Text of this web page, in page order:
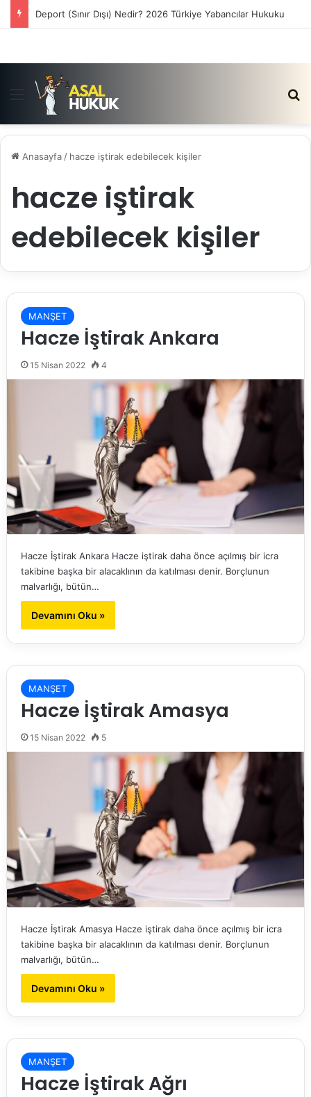
Deport (Sınır Dışı) Nedir? 2026 Türkiye Yabancılar Hukuku
Menü
Anasayfa / hacze iştirak edebilecek kişiler
hacze iştirak
edebilecek kişiler
MANŞET
Hacze İştirak Ankara
15 Nisan 2022 4
Hacze İştirak Ankara Hacze iştirak daha önce açılmış bir icra
takibine başka bir alacaklının da katılması denir. Borçlunun
malvarlığı, bütün…
Devamını Oku »
MANŞET
Hacze İştirak Amasya
15 Nisan 2022 5
Hacze İştirak Amasya Hacze iştirak daha önce açılmış bir icra
takibine başka bir alacaklının da katılması denir. Borçlunun
malvarlığı, bütün…
Devamını Oku »
MANŞET
Hacze İştirak Ağrı